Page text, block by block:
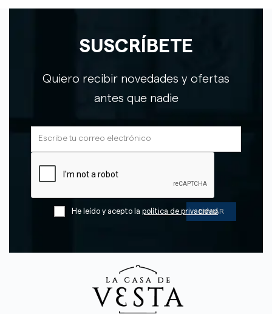
SUSCRÍBETE
Quiero recibir novedades y ofertas
antes que nadie
He leído y acepto la política de privacidad